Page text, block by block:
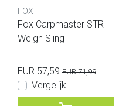
FOX
Fox Carpmaster STR
Weigh Sling
EUR 57,59 EUR 71,99
Vergelijk